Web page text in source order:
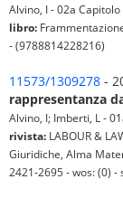
Alvino, I - 02a
libro:
- (9788814228216)
11573/1309278 -
rappresentanza
Alvino, I; Imberti, L -
rivista: LABOUR &
Giuridiche, Alma
2421-2695 - wos: (0) -